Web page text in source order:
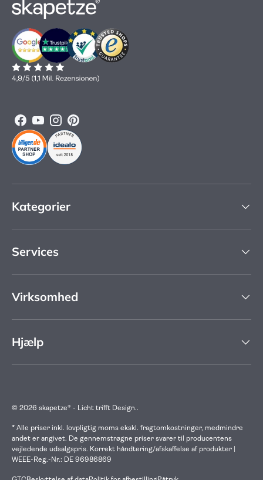
Facebook
YouTubeInstagram
Pinterest
Kategorier
Services
Virksomhed
Hjælp
© 2026 skapetze® - Licht trifft Design..
* Alle priser inkl. lovpligtig moms ekskl. fragtomkostninger, medmindre
andet er angivet. De gennemstrøgne priser svarer til producentens
vejledende udsalgspris. Korrekt håndtering/afskaffelse af produkter |
WEEE-Reg.-Nr.: DE 96986869